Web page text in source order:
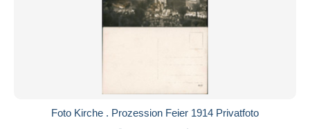
Foto Kirche . Prozession Feier 1914 Privatfoto